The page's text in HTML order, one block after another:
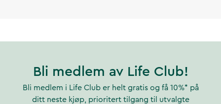
Bli medlem av Life Club!
Bli medlem i Life Club er helt gratis og få 10%* på
ditt neste kjøp, prioritert tilgang til utvalgte